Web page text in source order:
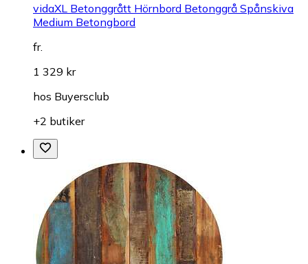
vidaXL Betonggrått Hörnbord Betonggrå Spånskiva
Medium Betongbord
fr.
1 329 kr
hos Buyersclub
+2 butiker